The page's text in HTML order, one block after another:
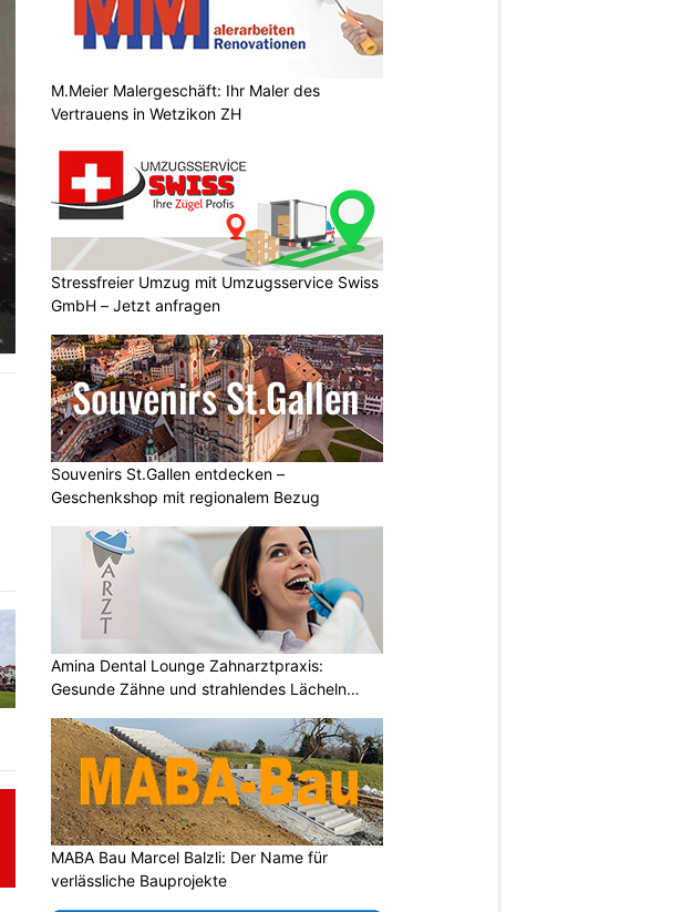
M.Meier Malergeschäft: Ihr Maler des
Vertrauens in Wetzikon ZH
Stressfreier Umzug mit Umzugsservice Swiss
GmbH – Jetzt anfragen
Souvenirs St.Gallen entdecken –
Geschenkshop mit regionalem Bezug
Amina Dental Lounge Zahnarztpraxis:
Gesunde Zähne und strahlendes Lächeln
MABA Bau Marcel Balzli: Der Name für
verlässliche Bauprojekte